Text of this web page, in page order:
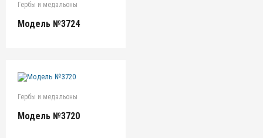
Гербы и медальоны
Модель №3724
Гербы и медальоны
Модель №3720